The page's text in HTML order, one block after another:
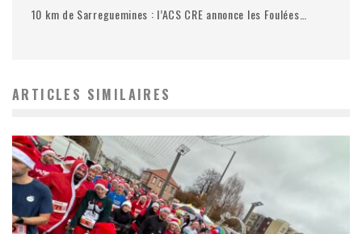
10 km de Sarreguemines : l’ACS CRE annonce les Foulées…
ARTICLES SIMILAIRES